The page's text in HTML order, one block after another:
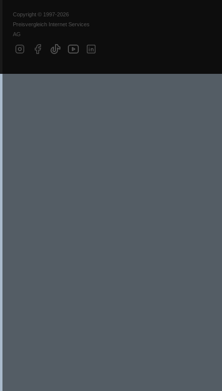
Copyright © 1997-2026
Preisvergleich Internet Services
AG